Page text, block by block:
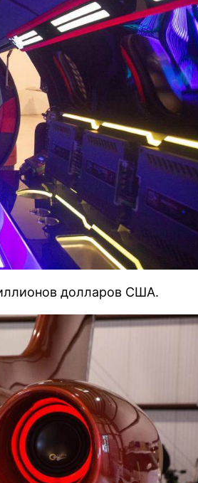
долларов США.